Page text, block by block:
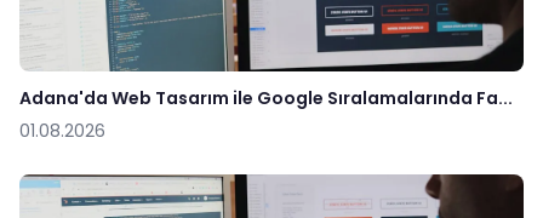
Adana'da Web Tasarım ile Google Sıralamalarında Fa...
01.08.2026